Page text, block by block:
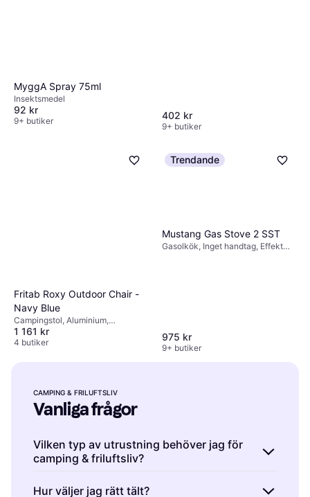
MyggA Spray 75ml
Insektsmedel
92 kr
9+ butiker 402 kr
9+ butiker
Fritab Roxy Outdoor Chair -
Navy Blue
Campingstol, Aluminium,
Polyester, Trä
1 161 kr
4 butiker
Trendande
Mustang Gas Stove 2 SST
Gasolkök, Inget handtag, Effekt
975 kr
9+ butiker
CAMPING & FRILUFTSLIV
Vanliga frågor
Vilken typ av utrustning behöver jag för
camping & friluftsliv?
Hur väljer jag rätt tält?